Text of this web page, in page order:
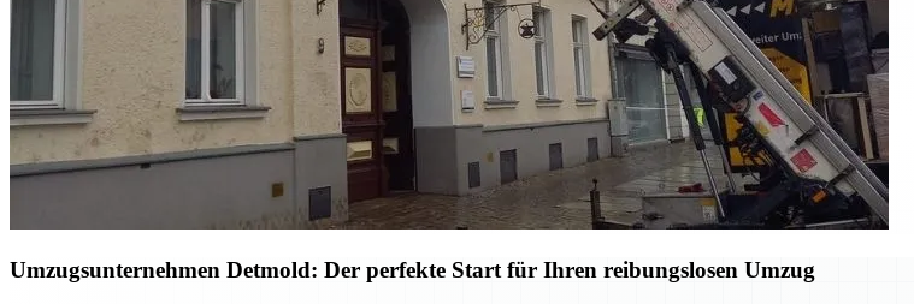
Umzugsunternehmen Detmold: Der perfekte Start für Ihren reibungslosen Umzug